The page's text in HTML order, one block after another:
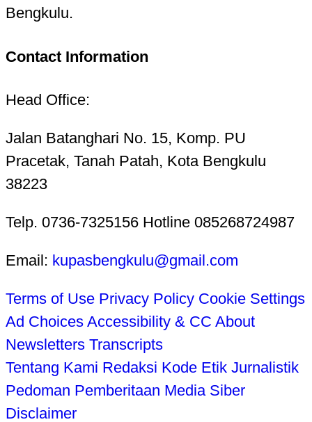
Bengkulu.
Contact Information
Head Office:
Jalan Batanghari No. 15, Komp. PU
Pracetak, Tanah Patah, Kota Bengkulu
38223
Telp. 0736-7325156 Hotline 085268724987
Email: kupasbengkulu@gmail.com
Terms of Use Privacy Policy Cookie Settings
Ad Choices Accessibility & CC About
Newsletters Transcripts
Tentang Kami Redaksi Kode Etik Jurnalistik
Pedoman Pemberitaan Media Siber
Disclaimer